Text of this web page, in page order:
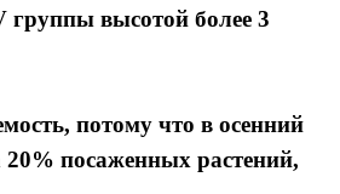
группы высотой более 3
потому что в осенний
20% посаженных растений,